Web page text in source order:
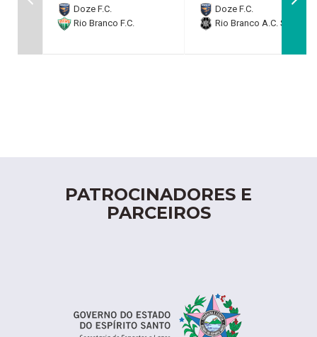
Doze F.C.
Rio Branco F.C.
Doze F.C.
Rio Branco A.C. SAF
PATROCINADORES E
PARCEIROS